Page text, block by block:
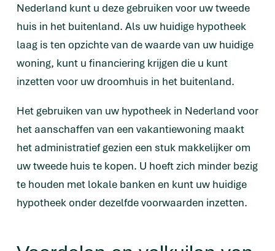
Nederland kunt u deze gebruiken voor uw tweede
huis in het buitenland. Als uw huidige hypotheek
laag is ten opzichte van de waarde van uw huidige
woning, kunt u financiering krijgen die u kunt
inzetten voor uw droomhuis in het buitenland.
Het gebruiken van uw hypotheek in Nederland voor
het aanschaffen van een vakantiewoning maakt
het administratief gezien een stuk makkelijker om
uw tweede huis te kopen. U hoeft zich minder bezig
te houden met lokale banken en kunt uw huidige
hypotheek onder dezelfde voorwaarden inzetten.